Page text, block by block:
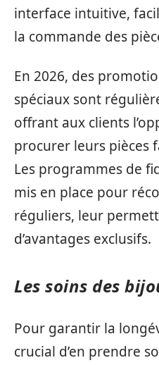
interface intuitive,
la commande des
En 2026, des
spéciaux sont
offrant aux clients
procurer leurs pièces
Les programmes de
mis en place pour
réguliers, leur
d’avantages exclusifs.
Les soins des
Pour garantir la
crucial d’en prendre